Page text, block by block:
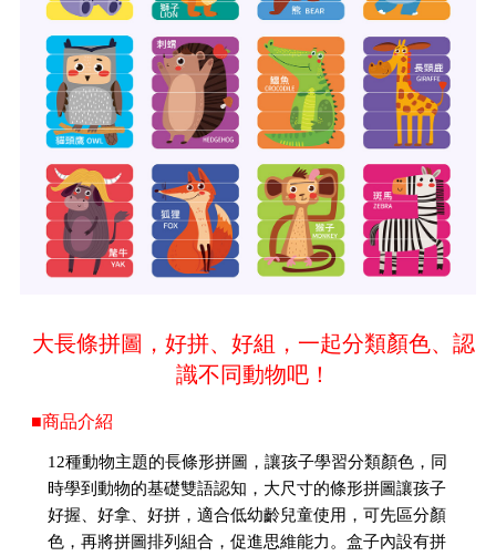
大長條拼圖，好拼、好組，一起分類顏色、認
識不同動物吧！
■商品介紹
12種動物主題的長條形拼圖，讓孩子學習分類顏色，同
時學到動物的基礎雙語認知，大尺寸的條形拼圖讓孩子
好握、好拿、好拼，適合低幼齡兒童使用，可先區分顏
色，再將拼圖排列組合，促進思維能力。盒子內設有拼